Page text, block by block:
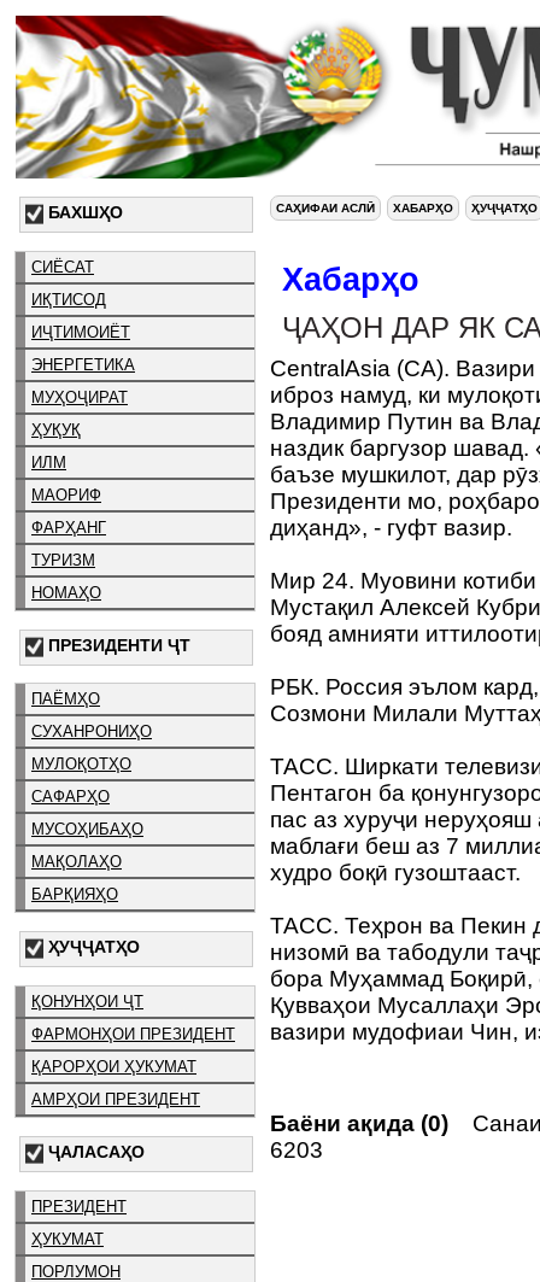
БАХШҲО
СИЁСАТ
ИҚТИСОД
ИҶТИМОИЁТ
ЭНЕРГЕТИКА
МУҲОҶИРАТ
ҲУҚУҚ
ИЛМ
МАОРИФ
ФАРҲАНГ
ТУРИЗМ
НОМАҲО
ПРЕЗИДЕНТИ ҶТ
ПАЁМҲО
СУХАНРОНИҲО
МУЛОҚОТҲО
САФАРҲО
МУСОҲИБАҲО
МАҚОЛАҲО
БАРҚИЯҲО
ҲУҶҶАТҲО
ҚОНУНҲОИ ҶТ
ФАРМОНҲОИ ПРЕЗИДЕНТ
ҚАРОРҲОИ ҲУКУМАТ
АМРҲОИ ПРЕЗИДЕНТ
ҶАЛАСАҲО
ПРЕЗИДЕНТ
ҲУКУМАТ
ПОРЛУМОН
САҲИФАИ АСЛӢ ХАБАРҲО ҲУҶҶАТҲО
Хабарҳо
ҶАҲОН ДАР ЯК
CentralAsia (CA).
иброз намуд, ки
Владимир Путин ва
наздик баргузор
баъзе мушкилот, дар
Президенти мо,
диҳанд», - гуфт вазир.
Мир 24. Муовини
Мустақил Алексей
бояд амнияти
РБК. Россия эълом
Созмони Милали
ТАСС. Ширкати
Пентагон ба
пас аз хуруҷи
маблағи беш аз 7
худро боқӣ гузоштааст.
ТАСС. Теҳрон ва Пекин
низомӣ ва табодули
бора Муҳаммад Боқирӣ,
Қувваҳои Мусаллаҳи
вазири мудофиаи Чин,
Баёни ақида (0)
6203